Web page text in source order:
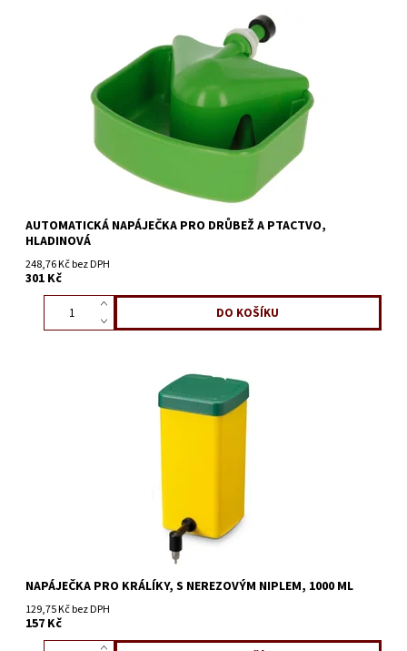
AUTOMATICKÁ NAPÁJEČKA PRO DRŮBEŽ A PTACTVO,
HLADINOVÁ
248,76 Kč bez DPH
301 Kč
NAPÁJEČKA PRO KRÁLÍKY, S NEREZOVÝM NIPLEM, 1000 ML
129,75 Kč bez DPH
157 Kč